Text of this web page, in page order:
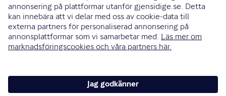
0771-326 326
Bli uppringd
Skriv till oss
Instagram